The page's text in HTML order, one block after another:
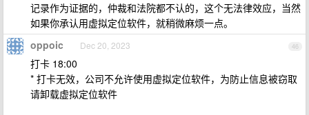
记录作为证据的，仲裁和法院都不认的，这个无法律效应，当然
如果你承认用虚拟定位软件，就稍微麻烦一点。
46
oppoic Dec 20, 2023
打卡 18:00
* 打卡无效，公司不允许使用虚拟定位软件，为防止信息被窃取
请卸载虚拟定位软件